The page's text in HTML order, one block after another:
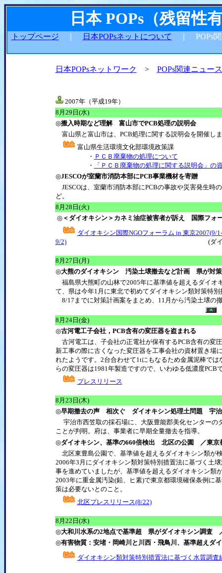
日本 POPs（残留性
トップページ 日本POPsネットについて ｜ POPs
日本POPsネットワーク > POPs関連ニュース
2007年（平成19年）
8 月29日(水)
◎搬入時期など理解 富山市でPCB処理の説明会
富山県と富山市は、PCB処理に関する説明会を開催し
富山県生活環境文化部環境政策課
・ ＰＣＢ廃棄物の処理について
・
「ＰＣＢ廃棄物の処理に関する説明会」の
◎JESCOが室蘭市消防本部にPCB事業機材を寄贈
JESCOは、室蘭市消防本部にPCBの事故や災害発生時
ど。
8 月28日(火)
◎＜ダイオキシン＞カネミ油症被害者が訴え 国際フォ
ダイオキシン国際NGOフォーラム in 東京2007(9/1-
9/2)(ダイオキシン・環境ホ
8 月27日(月)
◎大熊のダイオキシン 汚染土壌撤去など計画 県が対策
福島県大熊町の山林で2005年に基準値を超えるダイオ
て、県は今年1月に東北で初めてダイオキシン類対策特
8/17までに対策計画案をまとめ、11月から汚染土壌の
8 月24日(金)
◎古河電工子会社，PCB含有の変圧器を盗まれる
古河電工は、子会社の正電社が保有するPCB含有の変
新工事の際に古くなった変圧器を工事会社の資材置き場
れたようです。2台合わせて1tにもなるため金属泥棒で
らの変圧器は1981年製造ですので、いわゆる低濃度PCB
プレスリリース
8 月23日(木)
◎早期撤去の声 相次ぐ ダイオキシン処理土問題 宇
宇治市西笠取の採石場に、大阪豊能郡美化センターの
ことが判明。府は、事業者に早期全量撤去を指導。
◎ダイオキシン、基準の660倍検出 北区の公園 ／東京
北区東豊島公園で、基準値を超えるダイオキシン類が
2006年3月にダイオキシン類対策特別措置法に基づく土
事を進めていましたが、基準値を超えるダイオキシン類
2003年に重金属汚染(鉛、ヒ素)で東京都環境確保条例に
策は必要ないとのこと。
北区プレスリリース(8/22)
8 月22日(水)
◎大和川水系の2地点で基準超 県がダイオキシン調査
◎有害物質：安堵・岡崎川と川西・飛鳥川、基準超えダ
ダイオキシン類対策特別措置法に基づく水質調査